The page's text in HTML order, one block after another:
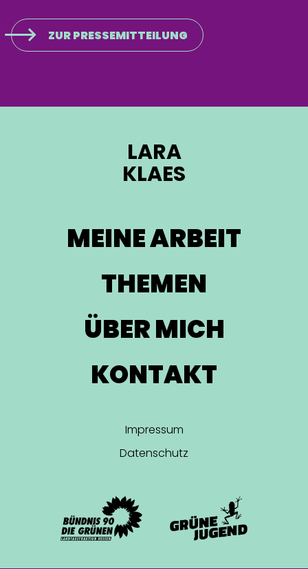
LARA
ZUR PRESSEMITTEILUNG
LARA
KLAES
MEINE ARBEIT
THEMEN
ÜBER MICH
KONTAKT
Impressum
Datenschutz